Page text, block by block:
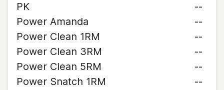
PK
--
Power Amanda
--
Power Clean 1RM
--
Power Clean 3RM
--
Power Clean 5RM
--
Power Snatch 1RM
--